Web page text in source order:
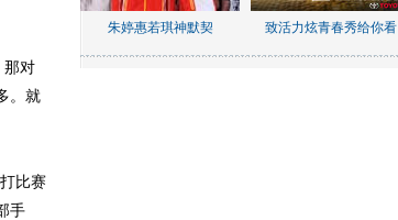
那对
。就
比赛
手
朱婷惠若琪神默契 致活力炫青春秀给你看